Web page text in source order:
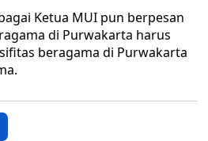
Ketua MUI pun berpesan
di Purwakarta harus
beragama di Purwakarta